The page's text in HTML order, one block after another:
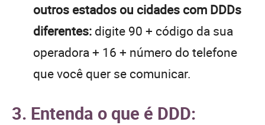
outros estados ou cidades com DDDs
diferentes: digite 90 + código da sua
operadora + 16 + número do telefone
que você quer se comunicar.
3. Entenda o que é DDD: